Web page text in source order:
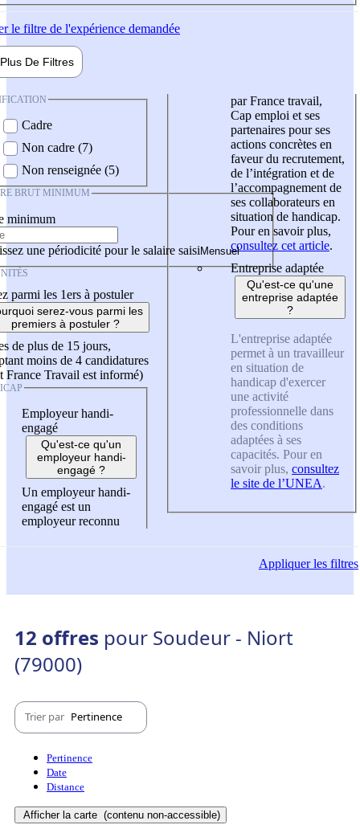
le filtre de l'expérience demandée
Plus De Filtres
Cadre
Non cadre (7)
Non renseignée (5)
BRUT MINIMUM
minimum
une périodicité pour le salaire saisi
parmi les 1ers à postuler
serez-vous parmi les
premiers à postuler ?
de plus de 15 jours,
moins de 4 candidatures
France Travail est informé)
Employeur handi-
engagé
Qu'est-ce qu'un
employeur handi-
engagé ?
Un employeur handi-
engagé est un
employeur reconnu
par France travail,
Cap emploi et ses
partenaires pour ses
actions concrètes en
faveur du recrutement,
de l’intégration et de
l’accompagnement de
ses collaborateurs en
situation de handicap.
Pour en savoir plus,
consultez cet article.
Entreprise adaptée
Qu'est-ce qu'une
entreprise adaptée
?
L'entreprise adaptée
permet à un travailleur
en situation de
handicap d'exercer
une activité
professionnelle dans
des conditions
adaptées à ses
capacités. Pour en
savoir plus, consultez
le site de l’UNEA.
Appliquerles filtres
12 offres pour Soudeur - Niort
(79000)
Trier par Pertinence
Pertinence
Date
Distance
Afficher la carte (contenu non-accessible)